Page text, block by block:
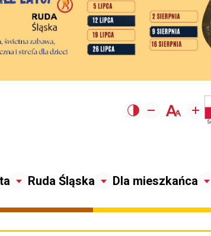
Ruda Śląska Dla mieszkańca